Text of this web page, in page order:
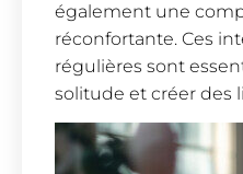
également une
réconfortante. Ces
régulières sont
solitude et créer des